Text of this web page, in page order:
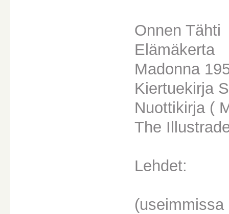
Onnen Tähti
Elämäkerta
Madonna
Kiertuekirja
Nuottikirja (
The
Lehdet: